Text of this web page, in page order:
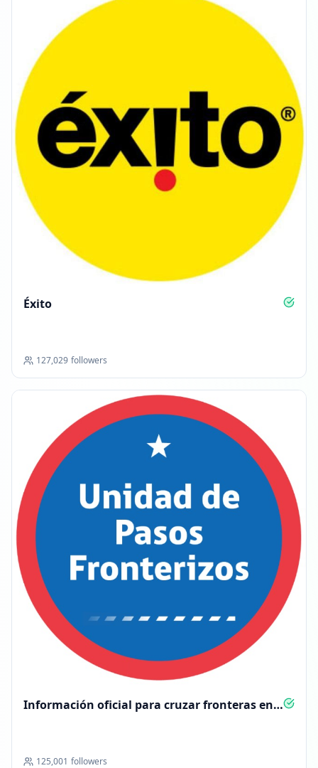
Éxito
127,029 followers
Información oficial para cruzar fronteras en
125,001 followers